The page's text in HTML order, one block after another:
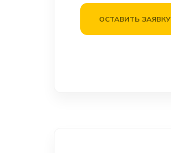
ОСТАВИТЬ ЗАЯВКУ